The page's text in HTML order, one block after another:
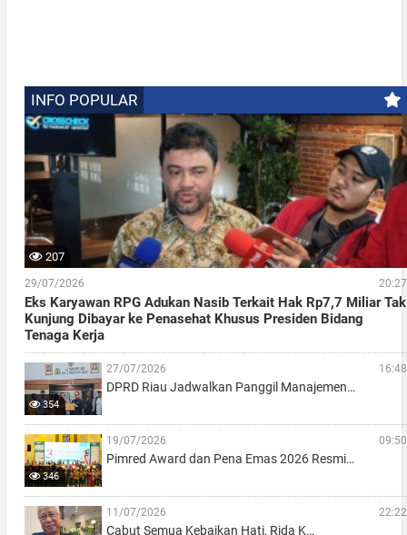
INFO POPULAR
207
29/07/2026 20:27
Eks Karyawan RPG Adukan Nasib Terkait Hak Rp7,7 Miliar Tak
Kunjung Dibayar ke Penasehat Khusus Presiden Bidang
Tenaga Kerja
354
27/07/2026 16:48
DPRD Riau Jadwalkan Panggil Manajemen…
346
19/07/2026 09:50
Pimred Award dan Pena Emas 2026 Resmi…
11/07/2026 22:22
Cabut Semua Kebaikan Hati, Rida K…